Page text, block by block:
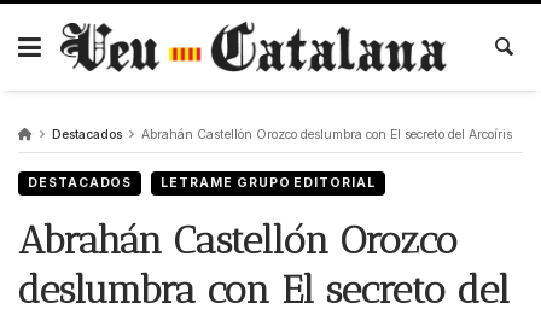
Skip
content
Destacados Abrahán Castellón Orozco deslumbra con El secreto del Arcoíris
DESTACADOS LETRAME GRUPO EDITORIAL
Abrahán Castellón Orozco
deslumbra con El secreto del